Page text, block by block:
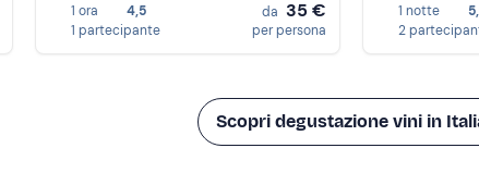
1 ora
4,5
1 partecipante
da 35 €
per persona
1 notte
2
Scopri degustazione vini in